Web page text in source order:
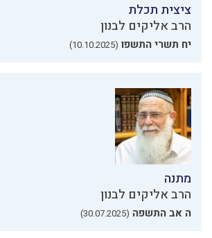
ציצית תכלת
הרב אליקים לבנון
יח תשרי התשפו (10.10.2025)
מתנה
הרב אליקים לבנון
ה אב התשפה (30.07.2025)